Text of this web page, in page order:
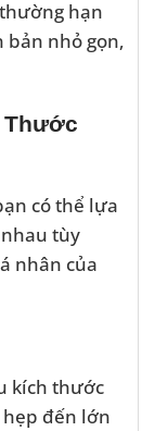
hạn
bản nhỏ gọn,
Thước
có thể lựa
tùy
nhân của
kích thước
đến lớn